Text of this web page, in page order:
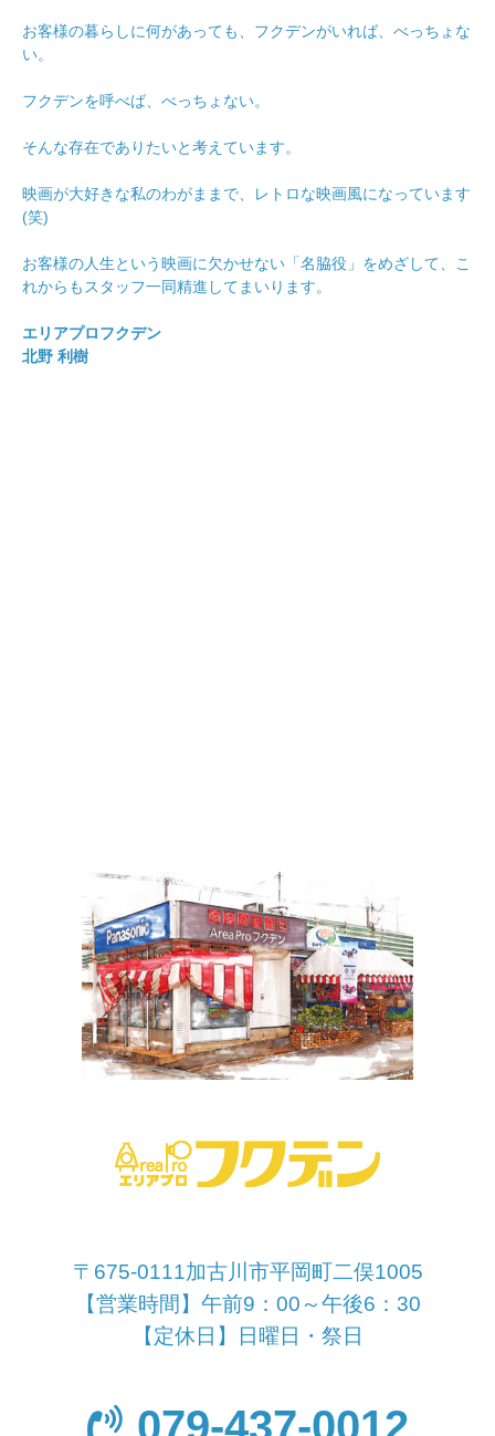
お客様の暮らしに何があっても、フクデンがいれば、べっちょな
い。
フクデンを呼べば、べっちょない。
そんな存在でありたいと考えています。
映画が大好きな私のわがままで、レトロな映画風になっています
(笑)
お客様の人生という映画に欠かせない「名脇役」をめざして、こ
れからもスタッフ一同精進してまいります。
エリアプロフクデン
北野 利樹
〒675-0111加古川市平岡町二俣1005
【営業時間】午前9：00～午後6：30
【定休日】日曜日・祭日